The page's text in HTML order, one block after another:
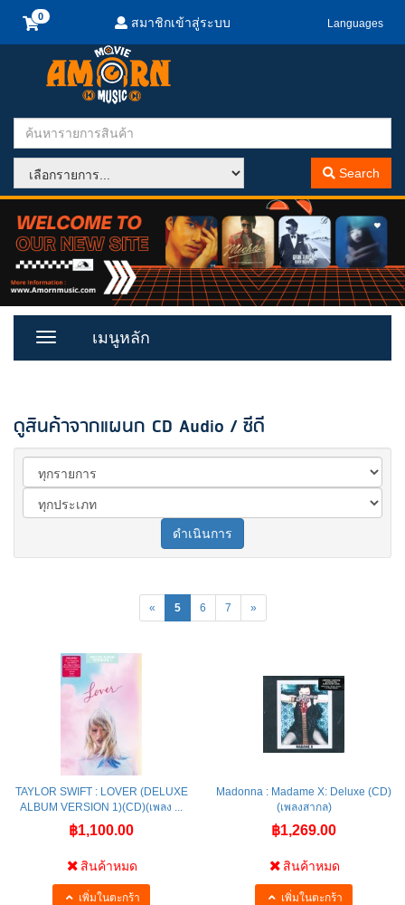
สมาชิกเข้าสู่ระบบ Languages
Search
Toggle
เมนูหลัก
ดูสินค้าจากแผนก CD Audio / ซีดี
ดำเนินการ
« 5 6 7 »
TAYLOR SWIFT : LOVER (DELUXE
ALBUM VERSION 1)(CD)(เพลง ...
฿1,100.00
สินค้าหมด
เพิ่มในตะกร้า
Madonna : Madame X: Deluxe (CD)
(เพลงสากล)
฿1,269.00
สินค้าหมด
เพิ่มในตะกร้า